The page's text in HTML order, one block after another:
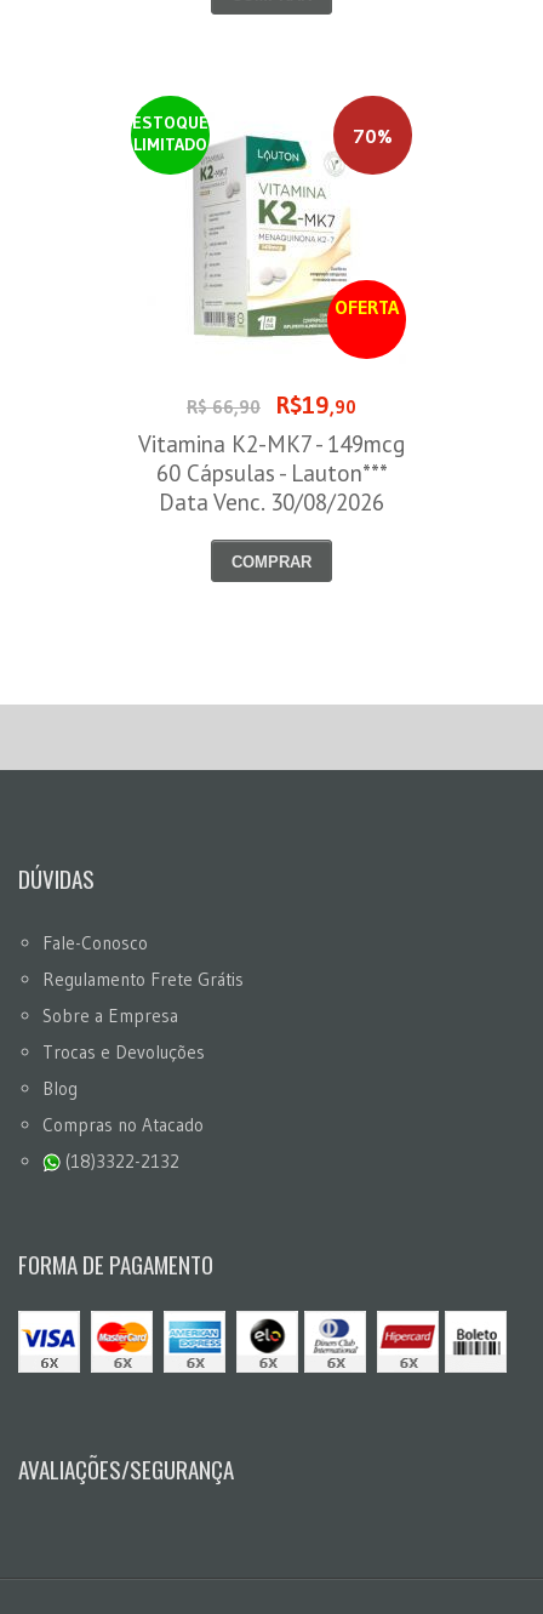
ESTOQUE
LIMITADO
OFERTA
70%
R$ 66,90 R$19,90
Vitamina K2-MK7 - 149mcg
60 Cápsulas - Lauton***
Data Venc. 30/08/2026
COMPRAR
DÚVIDAS
Fale-Conosco
Regulamento Frete Grátis
Sobre a Empresa
Trocas e Devoluções
Blog
Compras no Atacado
(18)3322-2132
FORMA DE PAGAMENTO
AVALIAÇÕES/SEGURANÇA